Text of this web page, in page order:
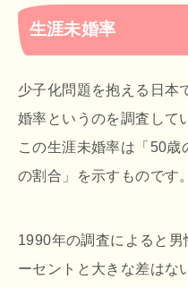
生涯未婚率
少子化問題を抱える日本
婚率というのを調査して
この生涯未婚率は「50歳
の割合」を示すものです。
1990年の調査によると
ーセントと大きな差はな